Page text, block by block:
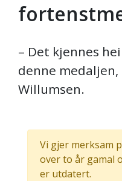
– Det kjennes
denne medaljen,
Willumsen.
Vi gjer merksam
over to år gamal
er utdatert.